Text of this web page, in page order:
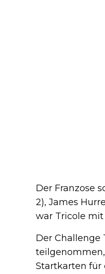
Der Franzose
2), James
war Tricole mit
Der Challenge
Startkarten für